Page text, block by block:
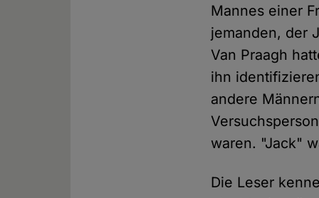
Mannes einer
jemanden, der
Van Praagh
ihn
andere
waren. "Jack"
Die Leser